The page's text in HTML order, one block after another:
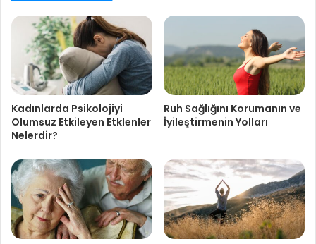
Kadınlarda Psikolojiyi
Olumsuz Etkileyen Etklenler
Nelerdir?
Ruh Sağlığını Korumanın ve
İyileştirmenin Yolları